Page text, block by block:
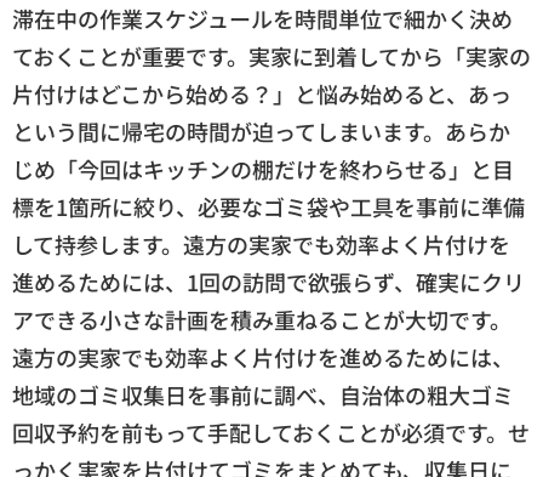
滞在中の作業スケジュールを時間単位で細かく決め
ておくことが重要です。実家に到着してから「実家の
片付けはどこから始める？」と悩み始めると、あっ
という間に帰宅の時間が迫ってしまいます。あらか
じめ「今回はキッチンの棚だけを終わらせる」と目
標を1箇所に絞り、必要なゴミ袋や工具を事前に準備
して持参します。遠方の実家でも効率よく片付けを
進めるためには、1回の訪問で欲張らず、確実にクリ
アできる小さな計画を積み重ねることが大切です。
遠方の実家でも効率よく片付けを進めるためには、
地域のゴミ収集日を事前に調べ、自治体の粗大ゴミ
回収予約を前もって手配しておくことが必須です。せ
っかく実家を片付けてゴミをまとめても、収集日に